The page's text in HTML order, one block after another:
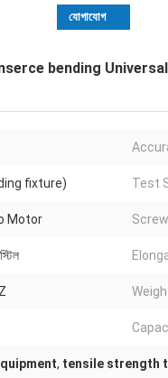
যোগাযোগ
bending
fixture) Test
Motor
, tensile strength